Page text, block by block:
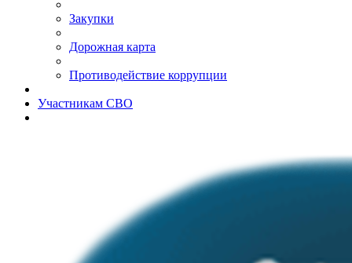
Закупки
Дорожная карта
Противодействие коррупции
Участникам СВО